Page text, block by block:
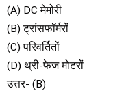
(A) DC मेमोरी
(B) ट्रांसफॉर्मरों
(C) परिवर्तितों
(D) थ्री-फेज मोटरों
उत्तर- (B)